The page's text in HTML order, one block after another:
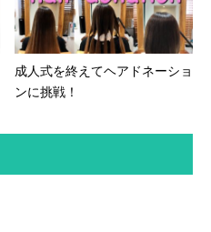
成人式を終えてヘアドネーショ
ンに挑戦！